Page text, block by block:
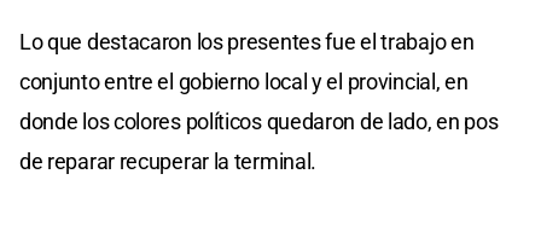
Lo que destacaron los presentes fue el trabajo en
conjunto entre el gobierno local y el provincial, en
donde los colores políticos quedaron de lado, en pos
de reparar recuperar la terminal.